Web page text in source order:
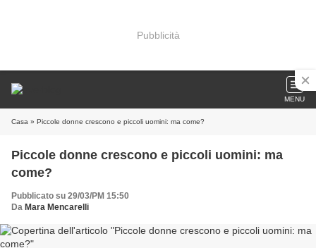
Pubblicità
MENU
Casa » Piccole donne crescono e piccoli uomini: ma come?
Piccole donne crescono e piccoli uomini: ma
come?
Pubblicato su 29/03/PM 15:50
Da Mara Mencarelli